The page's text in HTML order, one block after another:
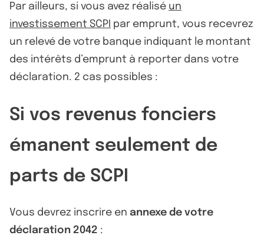
Par ailleurs, si vous avez réalisé un
investissement SCPI par emprunt, vous recevrez
un relevé de votre banque indiquant le montant
des intérêts d’emprunt à reporter dans votre
déclaration. 2 cas possibles :
Si vos revenus fonciers
émanent seulement de
parts de SCPI
Vous devrez inscrire en annexe de votre
déclaration 2042 :